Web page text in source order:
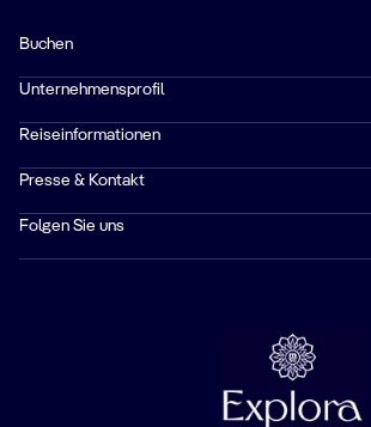
Buchen
Unternehmensprofil
Reiseinformationen
Presse & Kontakt
Folgen Sie uns